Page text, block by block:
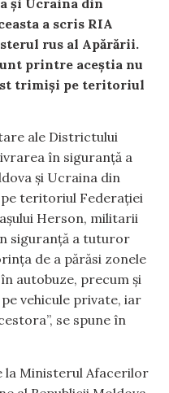
și Ucraina din
a scris RIA
rus al Apărării.
printre aceștia nu
trimiși pe teritoriul
ale Districtului
în siguranță a
și Ucraina din
teritoriul Federației
Herson, militarii
siguranță a tuturor
de a părăsi zonele
autobuze, precum și
vehicule private, iar
se spune în
la Ministerul Afacerilor